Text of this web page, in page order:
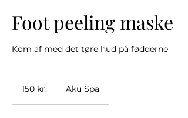
Foot peeling maske
Kom af med det tøre hud på fødderne
kroner150 kr. Aku Spa